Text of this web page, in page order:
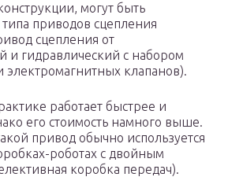
могут быть
приводов сцепления
сцепления от
и гидравлический с набором
клапанов).
работает быстрее и
его стоимость намного выше.
привод обычно используется
роботах с двойным
коробка передач).